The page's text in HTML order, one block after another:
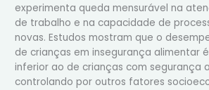
experimenta queda mensurável na
de trabalho e na capacidade de
novas. Estudos mostram que o
de crianças em insegurança alimentar
inferior ao de crianças com segurança
controlando por outros fatores